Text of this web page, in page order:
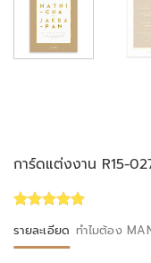
การ์ดแต่งงาน R15-
out of 5
based on
รายละเอียด ทำไมต้อง